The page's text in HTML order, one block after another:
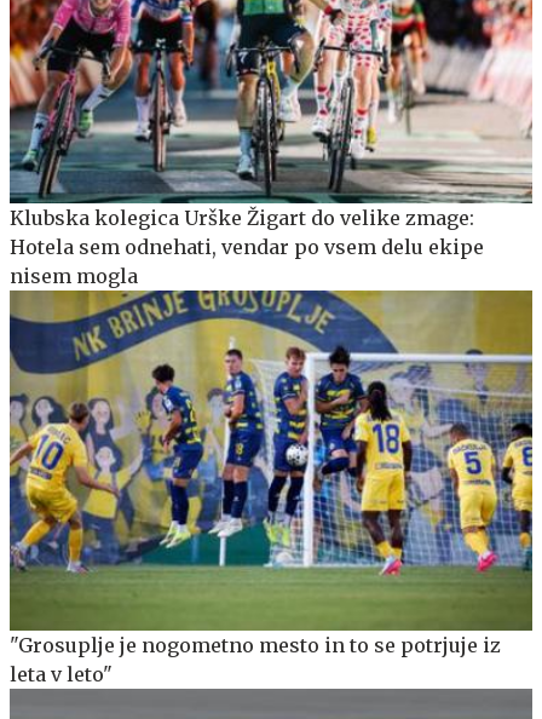
Klubska kolegica Urške Žigart do velike zmage:
Hotela sem odnehati, vendar po vsem delu ekipe
nisem mogla
"Grosuplje je nogometno mesto in to se potrjuje iz
leta v leto"